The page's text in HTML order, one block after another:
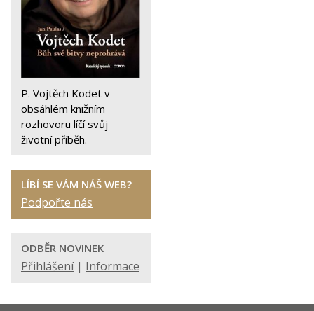
P. Vojtěch Kodet v
obsáhlém knižním
rozhovoru líčí svůj
životní příběh.
LÍBÍ SE VÁM NÁŠ WEB?
Podpořte nás
ODBĚR NOVINEK
Přihlášení| Informace